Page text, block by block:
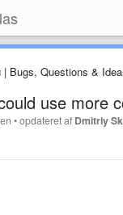
Bugs, Questions &
use more
•opdateret af Dmitriy